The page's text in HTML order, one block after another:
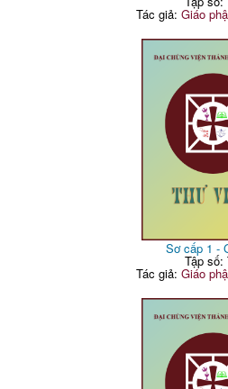
Tác giả: Giáo
Sơ cấp 1 -
Tập số:
Tác giả: Giáo